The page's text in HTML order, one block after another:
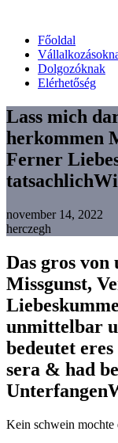
Főoldal
Dolgozóknak
Elérhetőség
Lass mich
herkommen
Ferner
november 14, 2022
herczegh
Das gros von
Missgunst,
unmittelbar
bedeutet
sera & had
Kein schwein